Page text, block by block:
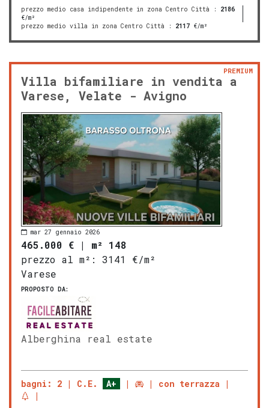
prezzo medio casa indipendente in zona Centro Città : 2186
€/m²
prezzo medio villa in zona Centro Città : 2117 €/m²
Villa bifamiliare in vendita a
Varese, Velate - Avigno
PREMIUM
mar 27 gennaio 2026
465.000 € | m² 148
prezzo al m²:
3141 €/m²
Varese
PROPOSTO DA:
Alberghina real estate
bagni: 2 C.E. A+ con terrazza